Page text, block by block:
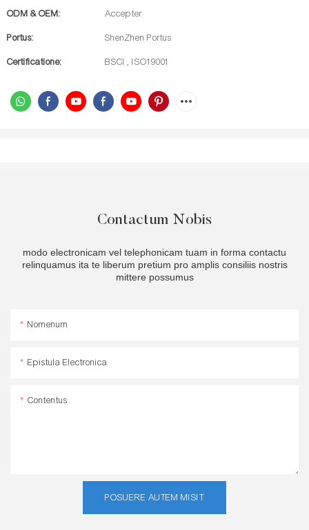
ODM & OEM: Accepter
Portus: ShenZhen Portus
Certificatione: BSCI , ISO19001
Contactum Nobis
modo electronicam vel telephonicam tuam in forma contactu
relinquamus ita te liberum pretium pro amplis consiliis nostris
mittere possumus
Nomenum
Epistula Electronica
Contentus
POSUERE AUTEM MISIT